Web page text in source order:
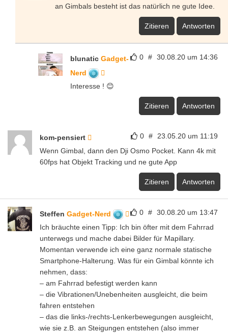
an Gimbals besteht ist das natürlich ne gute Idee.
Zitieren Antworten
0 # 30.08.20 um 14:36
blunatic Gadget-
Nerd
Interesse ! 😊
Zitieren Antworten
0 # 23.05.20 um 11:19
kom-pensiert
Wenn Gimbal, dann den Dji Osmo Pocket. Kann 4k mit
60fps hat Objekt Tracking und ne gute App
Zitieren Antworten
0 # 30.08.20 um 13:47
Steffen Gadget-Nerd
Ich bräuchte einen Tipp: Ich bin öfter mit dem Fahrrad
unterwegs und mache dabei Bilder für Mapillary.
Momentan verwende ich eine ganz normale statische
Smartphone-Halterung. Was für ein Gimbal könnte ich
nehmen, dass:
– am Fahrrad befestigt werden kann
– die Vibrationen/Unebenheiten ausgleicht, die beim
fahren entstehen
– das die links-/rechts-Lenkerbewegungen ausgleicht,
wie sie z.B. an Steigungen entstehen (also immer